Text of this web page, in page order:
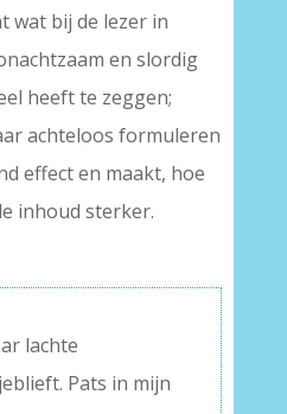
wat bij de lezer in
en slordig
heeft te zeggen;
achteloos formuleren
effect en maakt, hoe
inhoud sterker.
lachte
Pats in mijn